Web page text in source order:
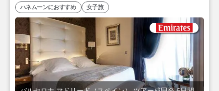
ハネムーンにおすすめ 女子旅